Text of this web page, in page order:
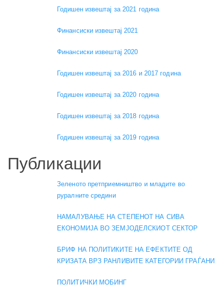
Годишен извештај за 2021 година
Финансиски извештај 2021
Финансиски извештај 2020
Годишен извештај за 2016 и 2017 година
Годишен извештај за 2020 година
Годишен извештај за 2018 година
Годишен извештај за 2019 година
Публикации
Зеленото претприемништво и младите во
руралните средини
НАМАЛУВАЊЕ НА СТЕПЕНОТ НА СИВА
ЕКОНОМИЈА ВО ЗЕМЈОДЕЛСКИОТ СЕКТОР
БРИФ НА ПОЛИТИКИТЕ НА ЕФЕКТИТЕ ОД
КРИЗАТА ВРЗ РАНЛИВИТЕ КАТЕГОРИИ ГРАЃАНИ
ПОЛИТИЧКИ МОБИНГ